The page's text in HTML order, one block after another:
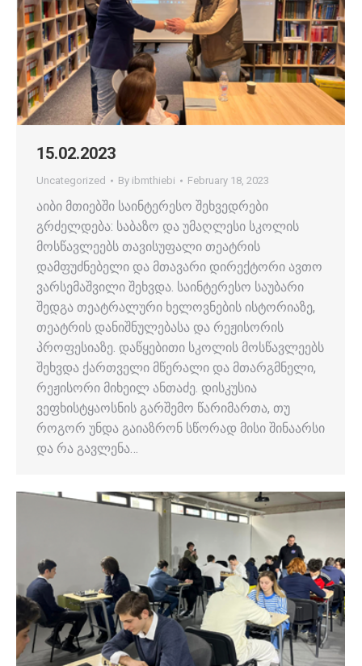
15.02.2023
Uncategorized By ibmthiebi February 18, 2023
აიბი მთიებში საინტერესო შეხვედრები
გრძელდება: საბაზო და უმაღლესი სკოლის
მოსწავლეებს თავისუფალი თეატრის
დამფუძნებელი და მთავარი დირექტორი ავთო
ვარსემაშვილი შეხვდა. საინტერესო საუბარი
შედგა თეატრალური ხელოვნების ისტორიაზე,
თეატრის დანიშნულებასა და რეჟისორის
პროფესიაზე. დაწყებითი სკოლის მოსწავლეებს
შეხვდა ქართველი მწერალი და მთარგმნელი,
რეჟისორი მიხეილ ანთაძე. დისკუსია
ვეფხისტყაოსნის გარშემო წარიმართა, თუ
როგორ უნდა გაიაზრონ სწორად მისი შინაარსი
და რა გავლენა…